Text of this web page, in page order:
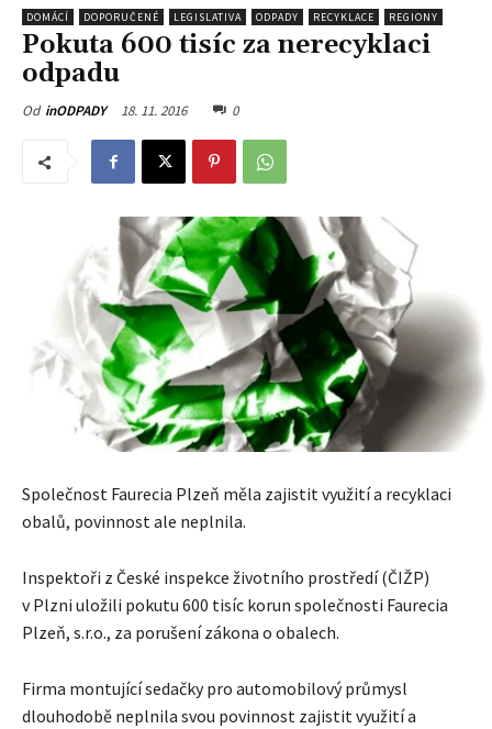
DOMÁCÍ DOPORUČENÉ LEGISLATIVA ODPADY RECYKLACE REGIONY
Pokuta 600 tisíc za nerecyklaci
odpadu
Od inODPADY 18. 11. 2016 0
Společnost Faurecia Plzeň měla zajistit využití a recyklaci
obalů, povinnost ale neplnila.
Inspektoři z České inspekce životního prostředí (ČIŽP)
v Plzni uložili pokutu 600 tisíc korun společnosti Faurecia
Plzeň, s.r.o., za porušení zákona o obalech.
Firma montující sedačky pro automobilový průmysl
dlouhodobě neplnila svou povinnost zajistit využití a